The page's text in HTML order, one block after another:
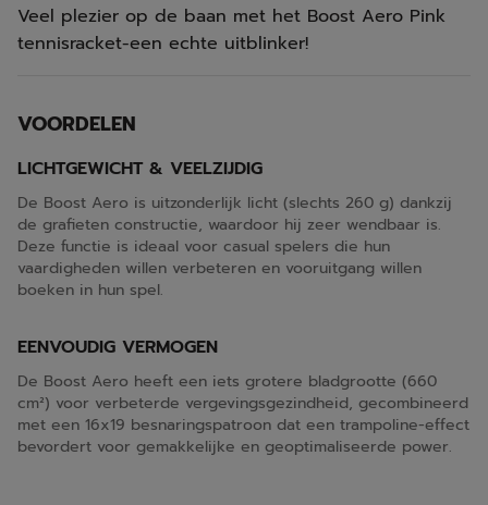
Veel plezier op de baan met het Boost Aero Pink
tennisracket-een echte uitblinker!
VOORDELEN
LICHTGEWICHT & VEELZIJDIG
De Boost Aero is uitzonderlijk licht (slechts 260 g) dankzij
de grafieten constructie, waardoor hij zeer wendbaar is.
Deze functie is ideaal voor casual spelers die hun
vaardigheden willen verbeteren en vooruitgang willen
boeken in hun spel.
EENVOUDIG VERMOGEN
De Boost Aero heeft een iets grotere bladgrootte (660
cm²) voor verbeterde vergevingsgezindheid, gecombineerd
met een 16x19 besnaringspatroon dat een trampoline-effect
bevordert voor gemakkelijke en geoptimaliseerde power.